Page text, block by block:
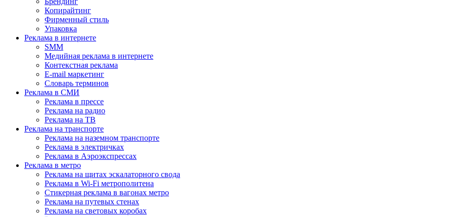
Копирайтинг
Фирменный стиль
Упаковка
Реклама в интернете
SMM
Медийная реклама в интернете
Контекстная реклама
E-mail маркетинг
Словарь терминов
Реклама в СМИ
Реклама в прессе
Реклама на радио
Реклама на ТВ
Реклама на транспорте
Реклама на наземном транспорте
Реклама в электричках
Реклама в Аэроэкспрессах
Реклама в метро
Реклама на щитах эскалаторного свода
Реклама в Wi-Fi метрополитена
Стикерная реклама в вагонах метро
Реклама на путевых стенах
Реклама на световых коробах